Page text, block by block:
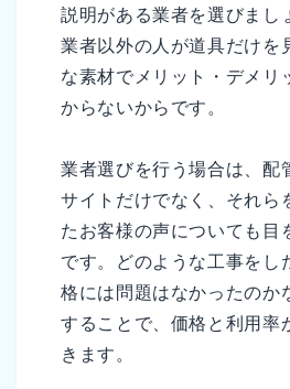
説明がある業者を選びまし
業者以外の人が道具だけを
な素材でメリット・デメリ
からないからです。
業者選びを行う場合は、配
サイトだけでなく、それら
たお客様の声についても目
です。どのような工事をし
格には問題はなかったのか
することで、価格と利用率
きます。